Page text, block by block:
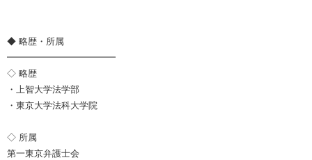
◆ 略歴・所属
━━━━━━━━━━━━
◇ 略歴
・上智大学法学部
・東京大学法科大学院
◇ 所属
第一東京弁護士会